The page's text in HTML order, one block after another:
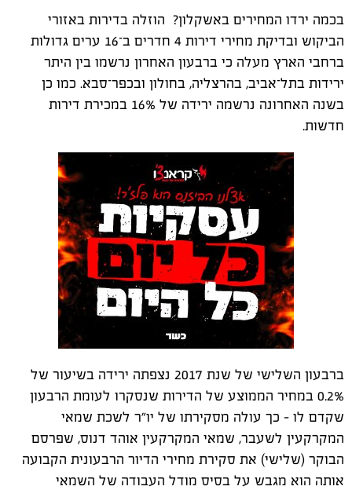
בכמה ירדו המחירים באשקלון? הוזלה בדירות באזורי
הביקוש ובדיקת מחירי דירות 4 חדרים ב־16 ערים גדולות
ברחבי הארץ מעלה כי ברבעון האחרון נרשמו בין היתר
ירידות בתל־אביב, בהרצליה, בחולון ובכפר־סבא. כמו כן
בשנה האחרונה נרשמה ירידה של 16% במכירת דירות
חדשות.
ברבעון השלישי של שנת 2017 נצפתה ירידה בשיעור של
0.2% במחיר הממוצע של הדירות שנסקרו לעומת הרבעון
שקדם לו - כך עולה מסקירתו של יו"ר לשכת שמאי
המקרקעין לשעבר, שמאי המקרקעין אוהד דנוס, שפרסם
הבוקר (שלישי) את סקירת מחירי הדיור הרבעונית הקבועה
אותה הוא מגבש על בסיס מודל העבודה של השמאי